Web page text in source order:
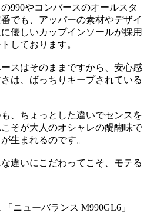
990やコンバースのオールスタ
でも、アッパーの素材やデザイ
優しいカップインソールが採用
しております。
スはそのままですから、安心感
は、ばっちりキープされている
、ちょっとした違いでセンスを
そが大人のオシャレの醍醐味で
生まれるのです。
違いにこだわってこそ、モテる
ニューバランス M990GL6」